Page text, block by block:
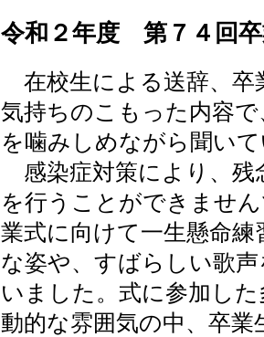
令和２年度 第７４回
在校生による送辞、卒
気持ちのこもった内容
を噛みしめながら聞い
感染症対策により、残
を行うことができませ
業式に向けて一生懸命
な姿や、すばらしい歌
いました。式に参加し
動的な雰囲気の中、卒